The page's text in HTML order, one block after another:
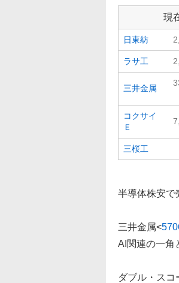
現
日東紡
ラサ工
三井金属
コクサイ
Ｅ
三桜工
半導体株安で
三井金属<
AI関連の一角
ダブル・スコ